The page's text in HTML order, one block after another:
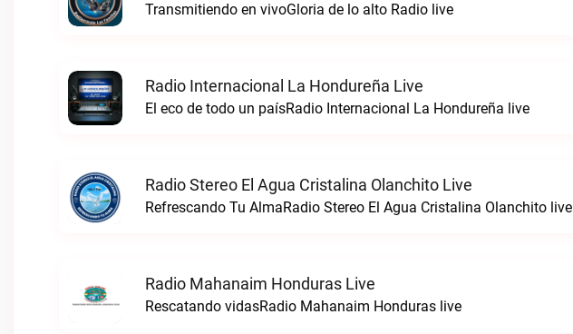
Transmitiendo en vivoGloria de lo alto Radio live
Radio Internacional La Hondureña Live
El eco de todo un paísRadio Internacional La Hondureña live
Radio Stereo El Agua Cristalina Olanchito Live
Refrescando Tu AlmaRadio Stereo El Agua Cristalina Olanchito live
Radio Mahanaim Honduras Live
Rescatando vidasRadio Mahanaim Honduras live